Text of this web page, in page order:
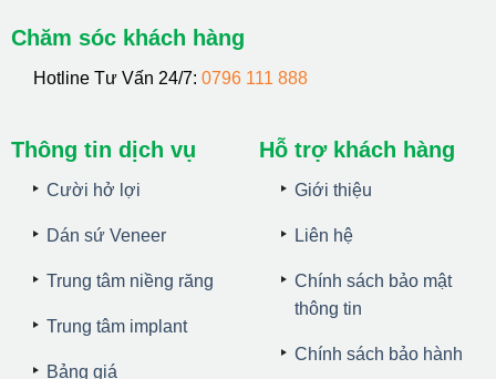
Chăm sóc khách hàng
Hotline Tư Vấn 24/7: 0796 111 888
Thông tin dịch vụ
Cười hở lợi
Dán sứ Veneer
Trung tâm niềng răng
Trung tâm implant
Bảng giá
Hỗ trợ khách hàng
Giới thiệu
Liên hệ
Chính sách bảo mật
thông tin
Chính sách bảo hành